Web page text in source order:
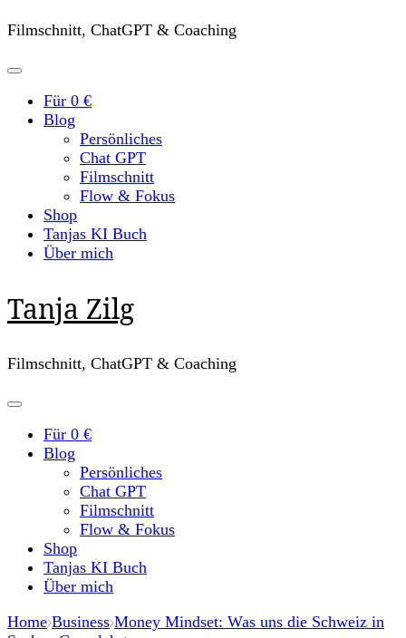
Filmschnitt, ChatGPT & Coaching
Für 0 €
Blog
Persönliches
Chat GPT
Filmschnitt
Flow & Fokus
Shop
Tanjas KI Buch
Über mich
Tanja Zilg
Filmschnitt, ChatGPT & Coaching
Für 0 €
Blog
Persönliches
Chat GPT
Filmschnitt
Flow & Fokus
Shop
Tanjas KI Buch
Über mich
Home Business Money Mindset: Was uns die Schweiz in